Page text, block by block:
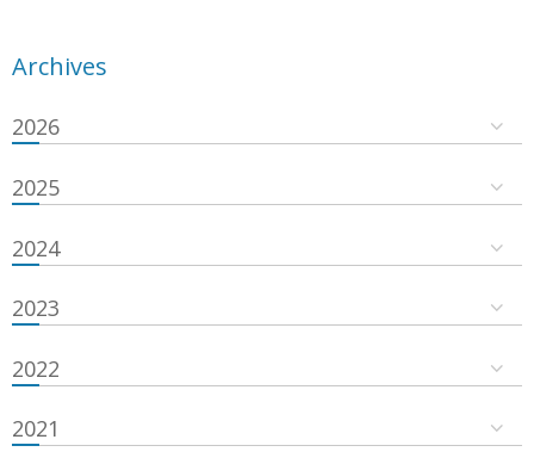
Archives
2026
2025
2024
2023
2022
2021